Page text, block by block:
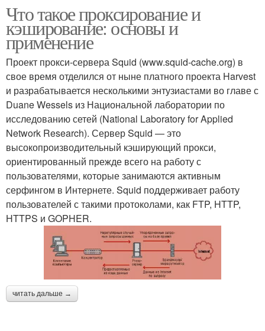
Что такое проксирование и
кэширование: основы и
применение
Проект прокси-сервера Squid (www.squid-cache.org) в
свое время отделился от ныне платного проекта Harvest
и разрабатывается несколькими энтузиастами во главе с
Duane Wessels из Национальной лаборатории по
исследованию сетей (National Laboratory for Applied
Network Research). Сервер Squid — это
высокопроизводительный кэширующий прокси,
ориентированный прежде всего на работу с
пользователями, которые занимаются активным
серфингом в Интернете. Squid поддерживает работу
пользователей с такими протоколами, как FTP, HTTP,
HTTPS и GOPHER.
читать дальше →